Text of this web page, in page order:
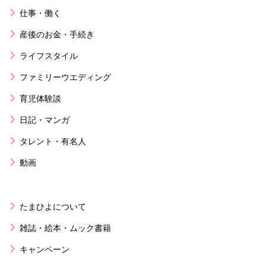
仕事・働く
産後のお金・手続き
ライフスタイル
ファミリーウエディング
育児体験談
日記・マンガ
タレント・有名人
動画
たまひよについて
雑誌・絵本・ムック書籍
キャンペーン